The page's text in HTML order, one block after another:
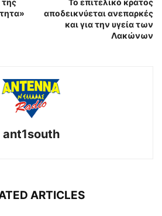
αποδεικνύεται ανεπαρκές
και για την υγεία των
Λακώνων
ant1south
ARTICLES